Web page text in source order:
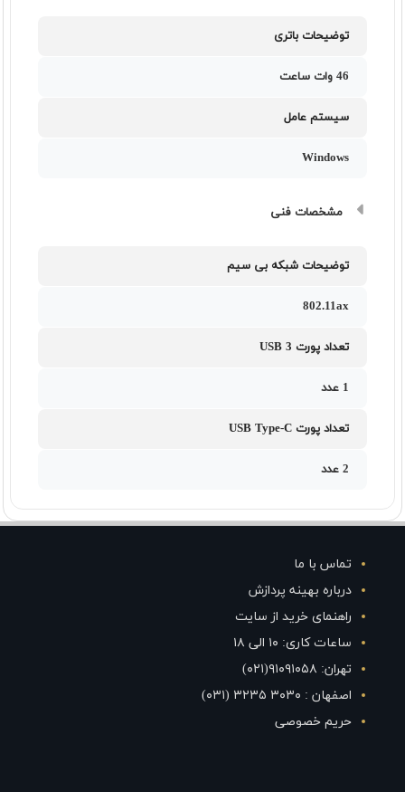
توضیحات باتری
46 وات ساعت
سیستم عامل
Windows
مشخصات فنی
توضیحات شبکه بی سیم
802.11ax
تعداد پورت USB 3
1 عدد
تعداد پورت USB Type-C
2 عدد
تماس با ما
درباره بهینه پردازش
راهنمای خرید از سایت
ساعات کاری: ۱۰ الی ۱۸
تهران: ۹۱۰۹۱۰۵۸(۰۲۱)
اصفهان : ۳۰۳۰ ۳۲۳۵ (۰۳۱)
حریم خصوصی